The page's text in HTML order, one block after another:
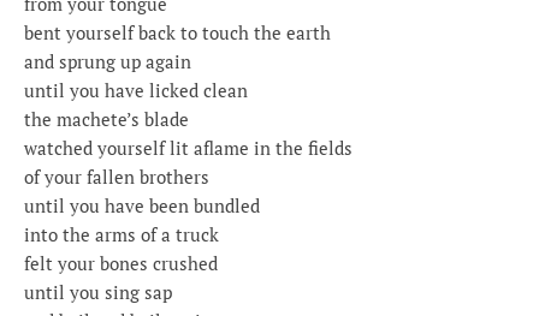
bent yourself back to touch the earth
and sprung up again
until you have licked clean
the machete’s blade
watched yourself lit aflame in the fields
of your fallen brothers
until you have been bundled
into the arms of a truck
felt your bones crushed
until you sing sap